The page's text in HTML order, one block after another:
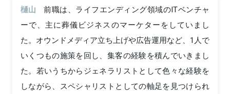
樋山
前職は、ライフエンディング領域のITベンチャ
ーで、主に葬儀ビジネスのマーケターをしていまし
た。オウンドメディア立ち上げや広告運用など、1人で
いくつもの施策を回し、集客の経験を積んでいきまし
た。若いうちからジェネラリストとして色々な経験を
しながら、スペシャリストとしての軸足を見つけられ